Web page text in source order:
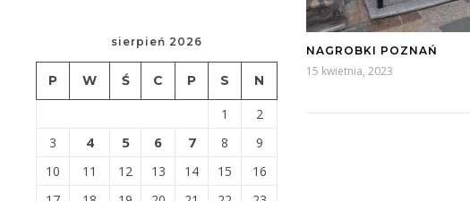
sierpień 2026
P W Ś C P S N
1
2
3
4 5 6 7 8
9
10
11 12 13 14 15
16
NAGROBKI POZNAŃ
15 kwietnia, 2023